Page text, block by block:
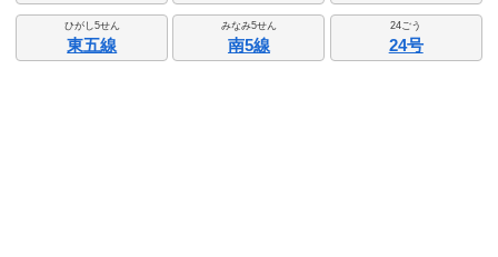
ひがし5せん
東五線
みなみ5せん
南5線
24ごう
24号